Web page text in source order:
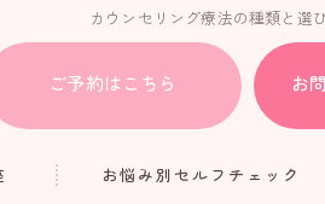
カウンセリング療法の種類と選
ご予約はこちら お
お悩み別セルフチェック